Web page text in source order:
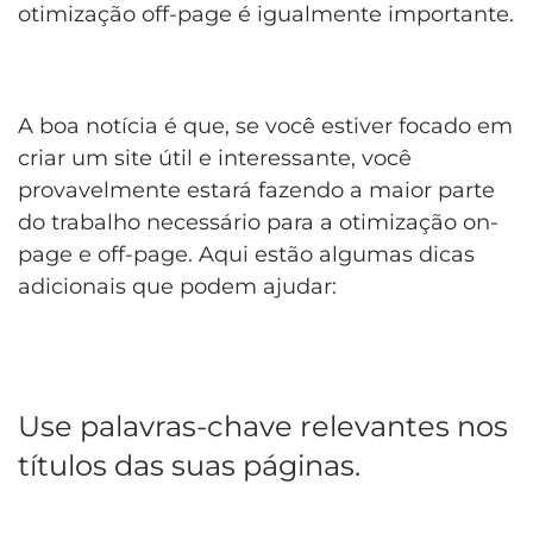
otimização off-page é igualmente importante.
A boa notícia é que, se você estiver focado em
criar um site útil e interessante, você
provavelmente estará fazendo a maior parte
do trabalho necessário para a otimização on-
page e off-page. Aqui estão algumas dicas
adicionais que podem ajudar:
Use palavras-chave relevantes nos
títulos das suas páginas.